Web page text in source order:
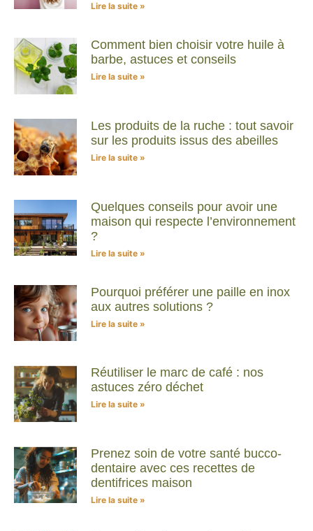
Lire la suite »
Comment bien choisir votre huile à
barbe, astuces et conseils
Lire la suite »
Les produits de la ruche : tout savoir
sur les produits issus des abeilles
Lire la suite »
Quelques conseils pour avoir une
maison qui respecte l’environnement
?
Lire la suite »
Pourquoi préférer une paille en inox
aux autres solutions ?
Lire la suite »
Réutiliser le marc de café : nos
astuces zéro déchet
Lire la suite »
Prenez soin de votre santé bucco-
dentaire avec ces recettes de
dentifrices maison
Lire la suite »